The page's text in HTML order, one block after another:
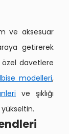
ve aksesuar
getirerek
davetlere
modelleri,
ve şıklığı
yükseltin.